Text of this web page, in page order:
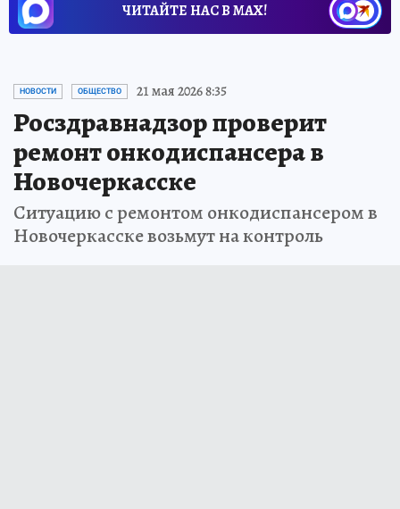
ЧИТАЙТЕ НАС В МАХ!
НОВОСТИ ОБЩЕСТВО 21 мая 2026 8:35
Росздравнадзор проверит
ремонт онкодиспансера в
Новочеркасске
Ситуацию с ремонтом онкодиспансером в
Новочеркасске возьмут на контроль